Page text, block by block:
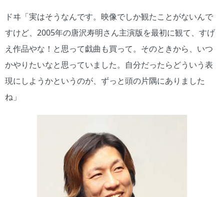
ドヰ「実はそうなんです。映像でしか観たことがないんで
すけど、2005年の唐沢寿明さん主演版を最初に観て、すげ
え作品やな！と思って戯曲も買って。そのときから、いつ
かやりたいなと思っていました。自分だったらどういう表
現にしようかというのが、ずっと頭の片隅にありました
ね」